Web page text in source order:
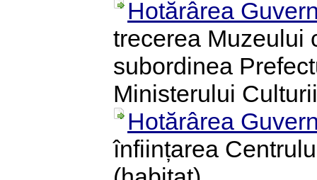
Hotărârea
trecerea Muzeului
subordinea
Ministerului Culturii
Hotărârea
înființarea